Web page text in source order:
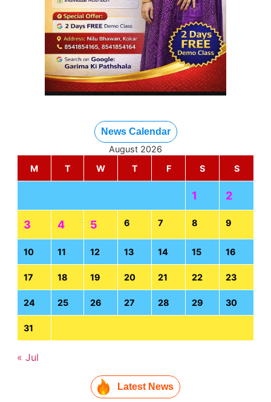
News Calendar
August 2026
M
T W T F S S
1 2
3 4 5 6 7 8 9
10 11 12 13 14 15 16
17 18 19 20 21 22 23
24 25 26 27 28 29 30
31
« Jul
Latest News